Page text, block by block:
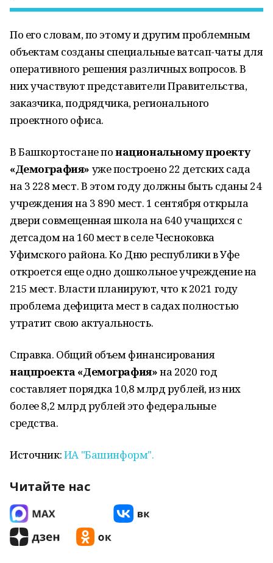
По его словам, по этому и другим проблемным
объектам созданы специальные ватсап-чаты для
оперативного решения различных вопросов. В
них участвуют представители Правительства,
заказчика, подрядчика, регионального
проектного офиса.
В Башкортостане понациональному проекту
«Демография» уже построено 22 детских сада
на 3 228 мест. В этом году должны быть сданы 24
учреждения на 3 890 мест. 1 сентября открыла
двери совмещенная школа на 640 учащихся с
детсадом на 160 мест в селе Чесноковка
Уфимского района. Ко Дню республики в Уфе
откроется еще одно дошкольное учреждение на
215 мест. Власти планируют, что к 2021 году
проблема дефицита мест в садах полностью
утратит свою актуальность.
Справка. Общий объем финансирования
нацпроекта «Демография»на 2020 год
составляет порядка 10,8 млрд рублей, из них
более 8,2 млрд рублей это федеральные
средства.
Источник:ИА "Башинформ".
Читайте нас